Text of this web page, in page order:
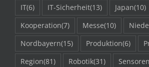
IT(6) IT-Sicherheit(13) Japan(10)
Kooperation(7) Messe(10)
Nordbayern(15) Produktion(6)
Region(81) Robotik(31) Sensoren